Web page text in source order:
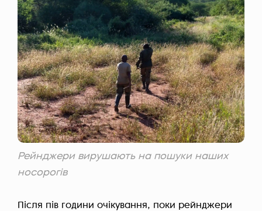
Рейнджери вирушають на пошуки наших
носорогів
Після пів години очікування, поки рейнджери